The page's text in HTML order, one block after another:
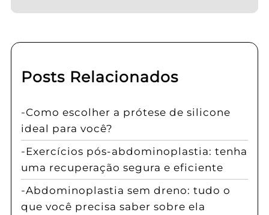
Posts Relacionados
Como escolher a prótese de silicone
ideal para você?
Exercícios pós-abdominoplastia: tenha
uma recuperação segura e eficiente
Abdominoplastia sem dreno: tudo o
que você precisa saber sobre ela